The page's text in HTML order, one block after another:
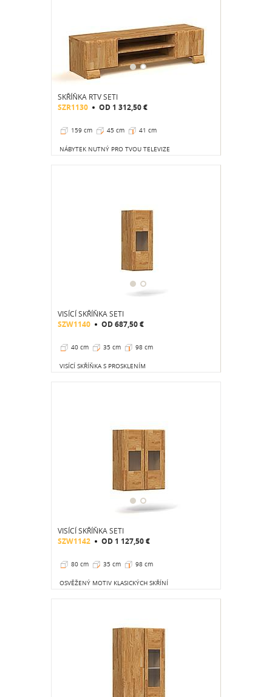
SKŘÍŇKA RTV SETI
SZR1130 OD 1 312,50 €
159 cm 45 cm 41 cm
NÁBYTEK NUTNÝ PRO TVOU TELEVIZE
VISÍCÍ SKŘÍŇKA SETI
SZW1140 OD687,50 €
40 cm 35 cm 98 cm
VISÍCÍ SKŘÍŇKA S PROSKLENÍM
VISÍCÍ SKŘÍŇKA SETI
SZW1142 OD 1 127,50 €
80 cm 35 cm 98 cm
OSVĚŽENÝ MOTIV KLASICKÝCH SKŘÍNÍ